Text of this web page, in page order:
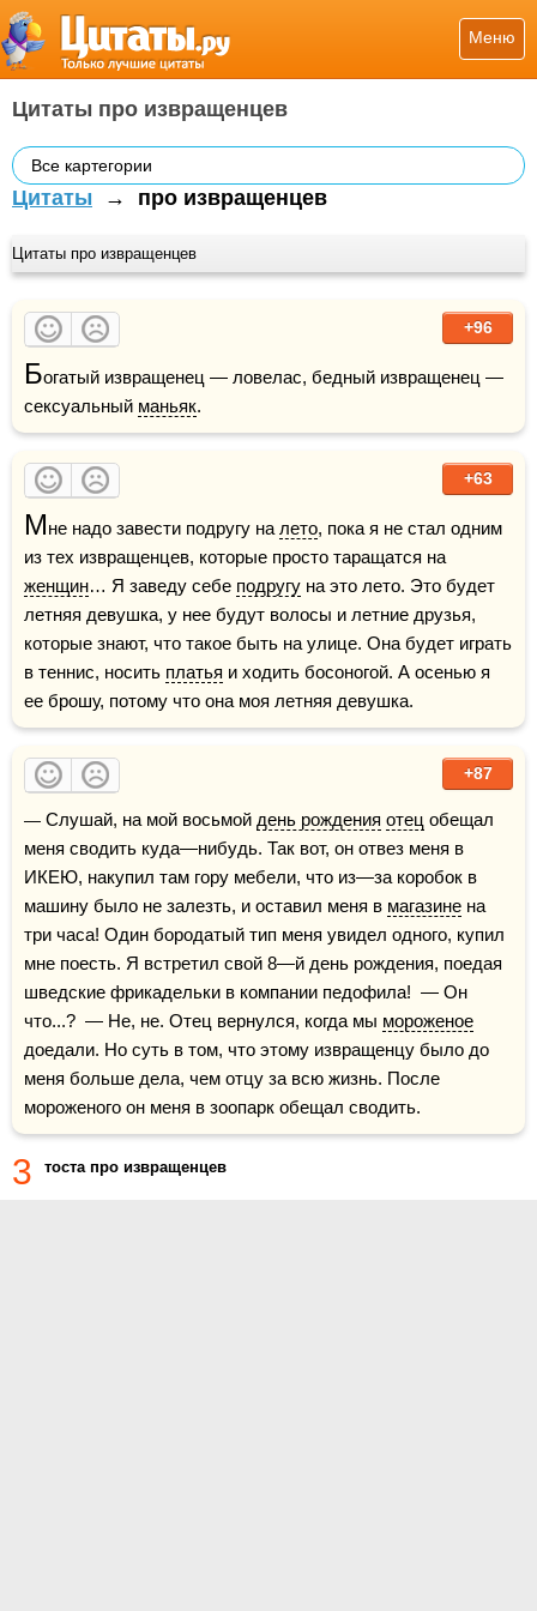
Меню
Цитаты про извращенцев
Все картегории
Цитаты → про извращенцев
Цитаты про извращенцев
+96
Богатый извращенец — ловелас, бедный извращенец —
сексуальный маньяк.
+63
Мне надо завести подругу на лето, пока я не стал одним
женщин… Я заведу себе подругу на это лето. Это будет
летняя девушка, у нее будут волосы и летние друзья,
которые знают, что такое быть на улице. Она будет играть
в теннис, носить платья и ходить босоногой. А осенью я
ее брошу, потому что она моя летняя девушка.
+87
— Слушай, на мой восьмой день рождения отец обещал
меня сводить куда—нибудь. Так вот, он отвез меня в
ИКЕЮ, накупил там гору мебели, что из—за коробок в
машину было не залезть, и оставил меня в магазине на
три часа! Один бородатый тип меня увидел одного, купил
мне поесть. Я встретил свой 8—й день рождения, поедая
шведские фрикадельки в компании педофила!  — Он
что...?  — Не, не. Отец вернулся, когда мы мороженое
доедали. Но суть в том, что этому извращенцу было до
меня больше дела, чем отцу за всю жизнь. После
мороженого он меня в зоопарк обещал сводить.
3 тоста про извращенцев